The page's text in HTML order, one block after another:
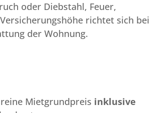
oder Diebstahl, Feuer,
richtet sich bei
der Wohnung.
Mietgrundpreis inklusive